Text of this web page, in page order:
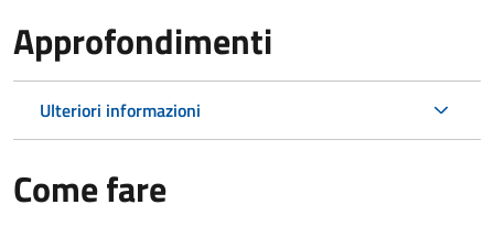
Approfondimenti
Ulteriori informazioni
Come fare